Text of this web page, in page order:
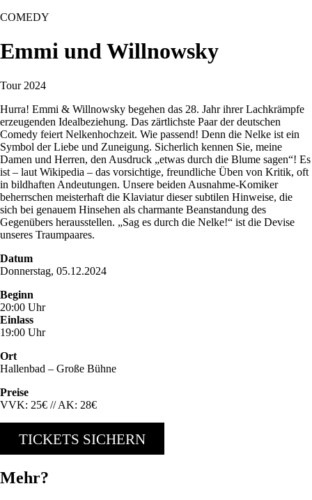
COMEDY
Emmi und Willnowsky
Tour 2024
Hurra! Emmi & Willnowsky begehen das 28. Jahr ihrer Lachkrämpfe
erzeugenden Idealbeziehung. Das zärtlichste Paar der deutschen
Comedy feiert Nelkenhochzeit. Wie passend! Denn die Nelke ist ein
Symbol der Liebe und Zuneigung. Sicherlich kennen Sie, meine
Damen und Herren, den Ausdruck „etwas durch die Blume sagen“! Es
ist – laut Wikipedia – das vorsichtige, freundliche Üben von Kritik, oft
in bildhaften Andeutungen. Unsere beiden Ausnahme-Komiker
beherrschen meisterhaft die Klaviatur dieser subtilen Hinweise, die
sich bei genauem Hinsehen als charmante Beanstandung des
Gegenübers herausstellen. „Sag es durch die Nelke!“ ist die Devise
unseres Traumpaares.
Datum
Donnerstag, 05.12.2024
Beginn
20:00 Uhr
Einlass
19:00 Uhr
Ort
Hallenbad – Große Bühne
Preise
VVK: 25€ // AK: 28€
TICKETS SICHERN
Mehr?